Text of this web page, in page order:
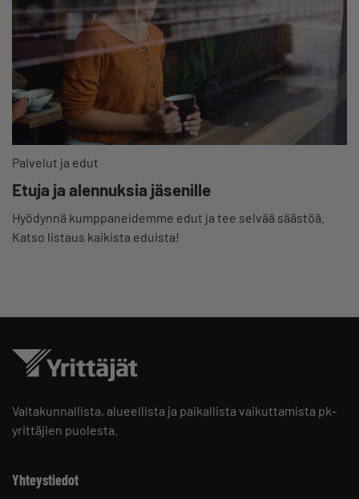
Palvelut ja edut
Etuja ja alennuksia jäsenille
Hyödynnä kumppaneidemme edut ja tee selvää säästöä.
Katso listaus kaikista eduista!
Valtakunnallista, alueellista ja paikallista vaikuttamista pk-
yrittäjien puolesta.
Yhteystiedot